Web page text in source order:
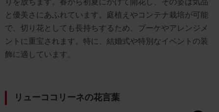
と優美さにあふれています。庭植えやコンテナ栽培が可能
で、切り花としても長持ちするため、ブーケやアレンジメ
ントに重宝されます。特に、結婚式や特別なイベントの装
飾に適しています。
リューココリーネの花言葉